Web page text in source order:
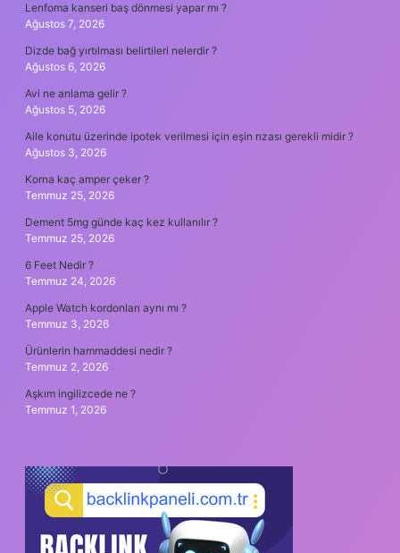
Lenfoma kanseri baş dönmesi yapar mı ?
Ağustos 7, 2026
Dizde bağ yırtılması belirtileri nelerdir ?
Ağustos 6, 2026
Avi ne anlama gelir ?
Ağustos 5, 2026
Aile konutu üzerinde ipotek verilmesi için eşin rızası gerekli midir ?
Ağustos 3, 2026
Korna kaç amper çeker ?
Temmuz 25, 2026
Dement 5mg günde kaç kez kullanılır ?
Temmuz 25, 2026
6 Feet Nedir ?
Temmuz 24, 2026
Apple Watch kordonları aynı mı ?
Temmuz 3, 2026
Ürünlerin hammaddesi nedir ?
Temmuz 2, 2026
Aşkım ingilizcede ne ?
Temmuz 1, 2026